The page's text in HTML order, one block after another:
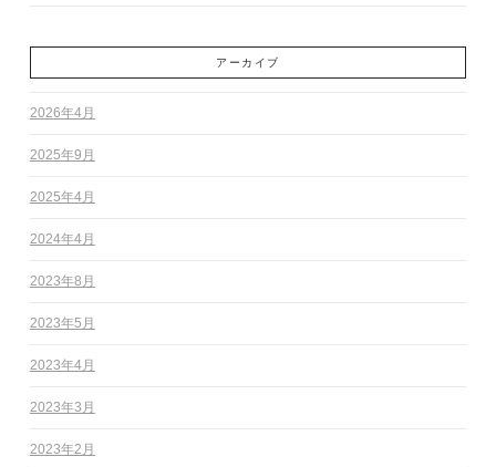
アーカイブ
2026年4月
2025年9月
2025年4月
2024年4月
2023年8月
2023年5月
2023年4月
2023年3月
2023年2月